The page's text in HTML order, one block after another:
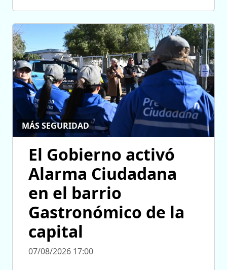
MÁS SEGURIDAD
El Gobierno activó
Alarma Ciudadana
en el barrio
Gastronómico de la
capital
07/08/2026 17:00